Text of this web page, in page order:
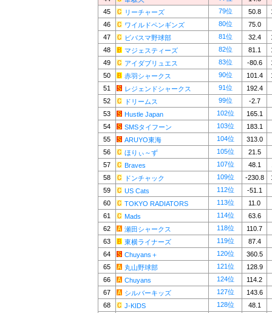
45
リーチャーズ 79位 50.8
46
ワイルドペンギンズ 80位
75.0
47
ビバスマ野球部 81位 32.4
48
マジェスティーズ 82位 81.1
49
アイダブリュエス 83位 -80.6
50
赤羽シャークス 90位 101.4
51
レジェンドシャークス 91位
192.4
52
ドリームス 99位
-2.7
53
Hustle Japan 102位
165.1
54
SMSタイフーン 103位
183.1
55
ARUYO東海 104位
313.0
56
ほりぃ～ず 105位
21.5
57
Braves 107位 48.1
58
ドンチャック 109位 -230.8
59
US Cats 112位
-51.1
60
TOKYO RADIATORS 113位
11.0
61
Mads 114位
63.6
62
瀬田シャークス 118位
110.7
63
東横ライナーズ 119位
87.4
64
Chuyans＋ 120位
360.5
65
丸山野球部 121位
128.9
66
Chuyans 124位
114.2
67
シルバーキッズ 127位
143.6
68
J-KIDS 128位
48.1